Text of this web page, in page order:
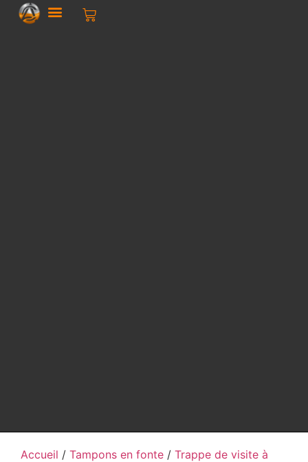
Accueil / Tampons en fonte / Trappe de visite à